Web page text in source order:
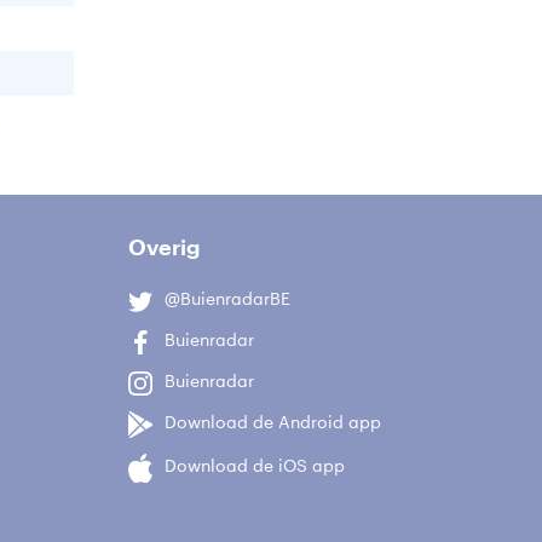
Overig
@BuienradarBE
Buienradar
Buienradar
Download de Android app
Download de iOS app